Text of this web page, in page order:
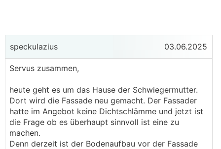
speckulazius 03.06.2025
Servus zusammen,
heute geht es um das Hause der Schwiegermutter.
Dort wird die Fassade neu gemacht. Der Fassader
hatte im Angebot keine Dichtschlämme und jetzt ist
die Frage ob es überhaupt sinnvoll ist eine zu
machen.
Denn derzeit ist der Bodenaufbau vor der Fassade